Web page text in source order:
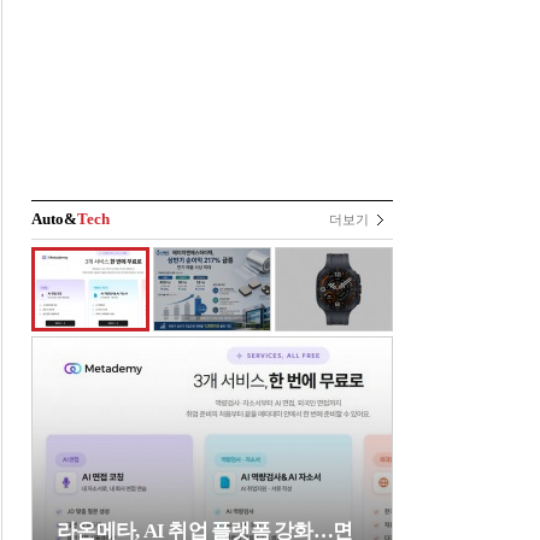
Auto&Tech 더보기
라온메타, AI 취업 플랫폼 강화…면